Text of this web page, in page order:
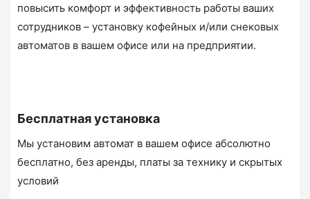
повысить комфорт и эффективность работы ваших
сотрудников – установку кофейных и/или снековых
автоматов в вашем офисе или на предприятии.
Бесплатная установка
Мы установим автомат в вашем офисе абсолютно
бесплатно, без аренды, платы за технику и скрытых
условий